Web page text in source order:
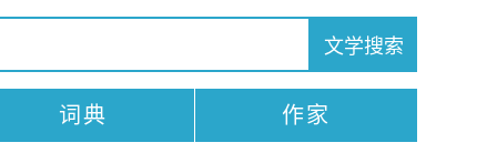
词典 作家